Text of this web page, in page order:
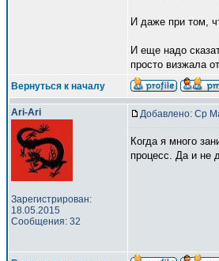
И даже при том,
И еще надо
просто визжала
Вернуться к началу
Ari-Ari
Зарегистрирован:
18.05.2015
Сообщения: 32
Добавлено: Ср
Когда я много
процесс. Да и не